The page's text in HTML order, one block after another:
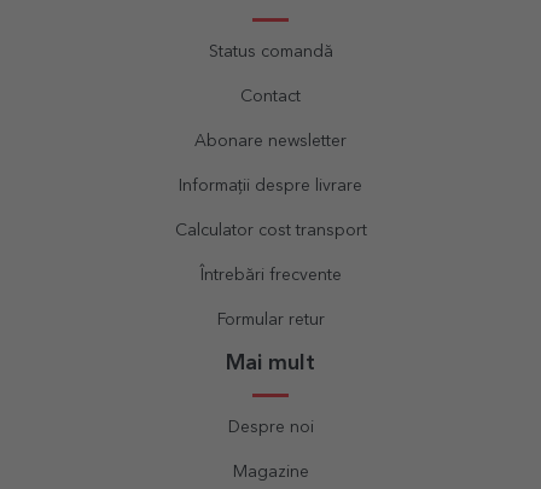
Status comandă
Contact
Abonare newsletter
Informații despre livrare
Calculator cost transport
Întrebări frecvente
Formular retur
Mai mult
Despre noi
Magazine